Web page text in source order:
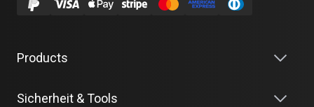
Products
Sicherheit & Tools